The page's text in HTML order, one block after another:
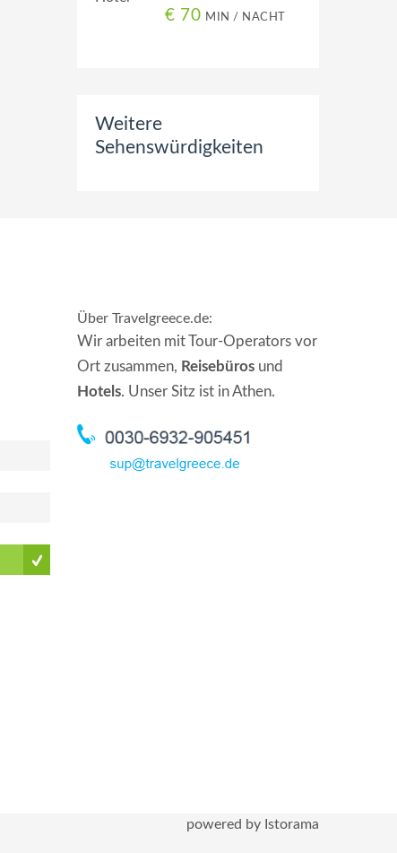
€ 70 MIN / NACHT
Weitere
Sehenswürdigkeiten
Über Travelgreece.de:
Wir arbeiten mit Tour-Operators vor
Ort zusammen, Reisebüros und
Hotels. Unser Sitz ist in Athen.
powered by Istorama